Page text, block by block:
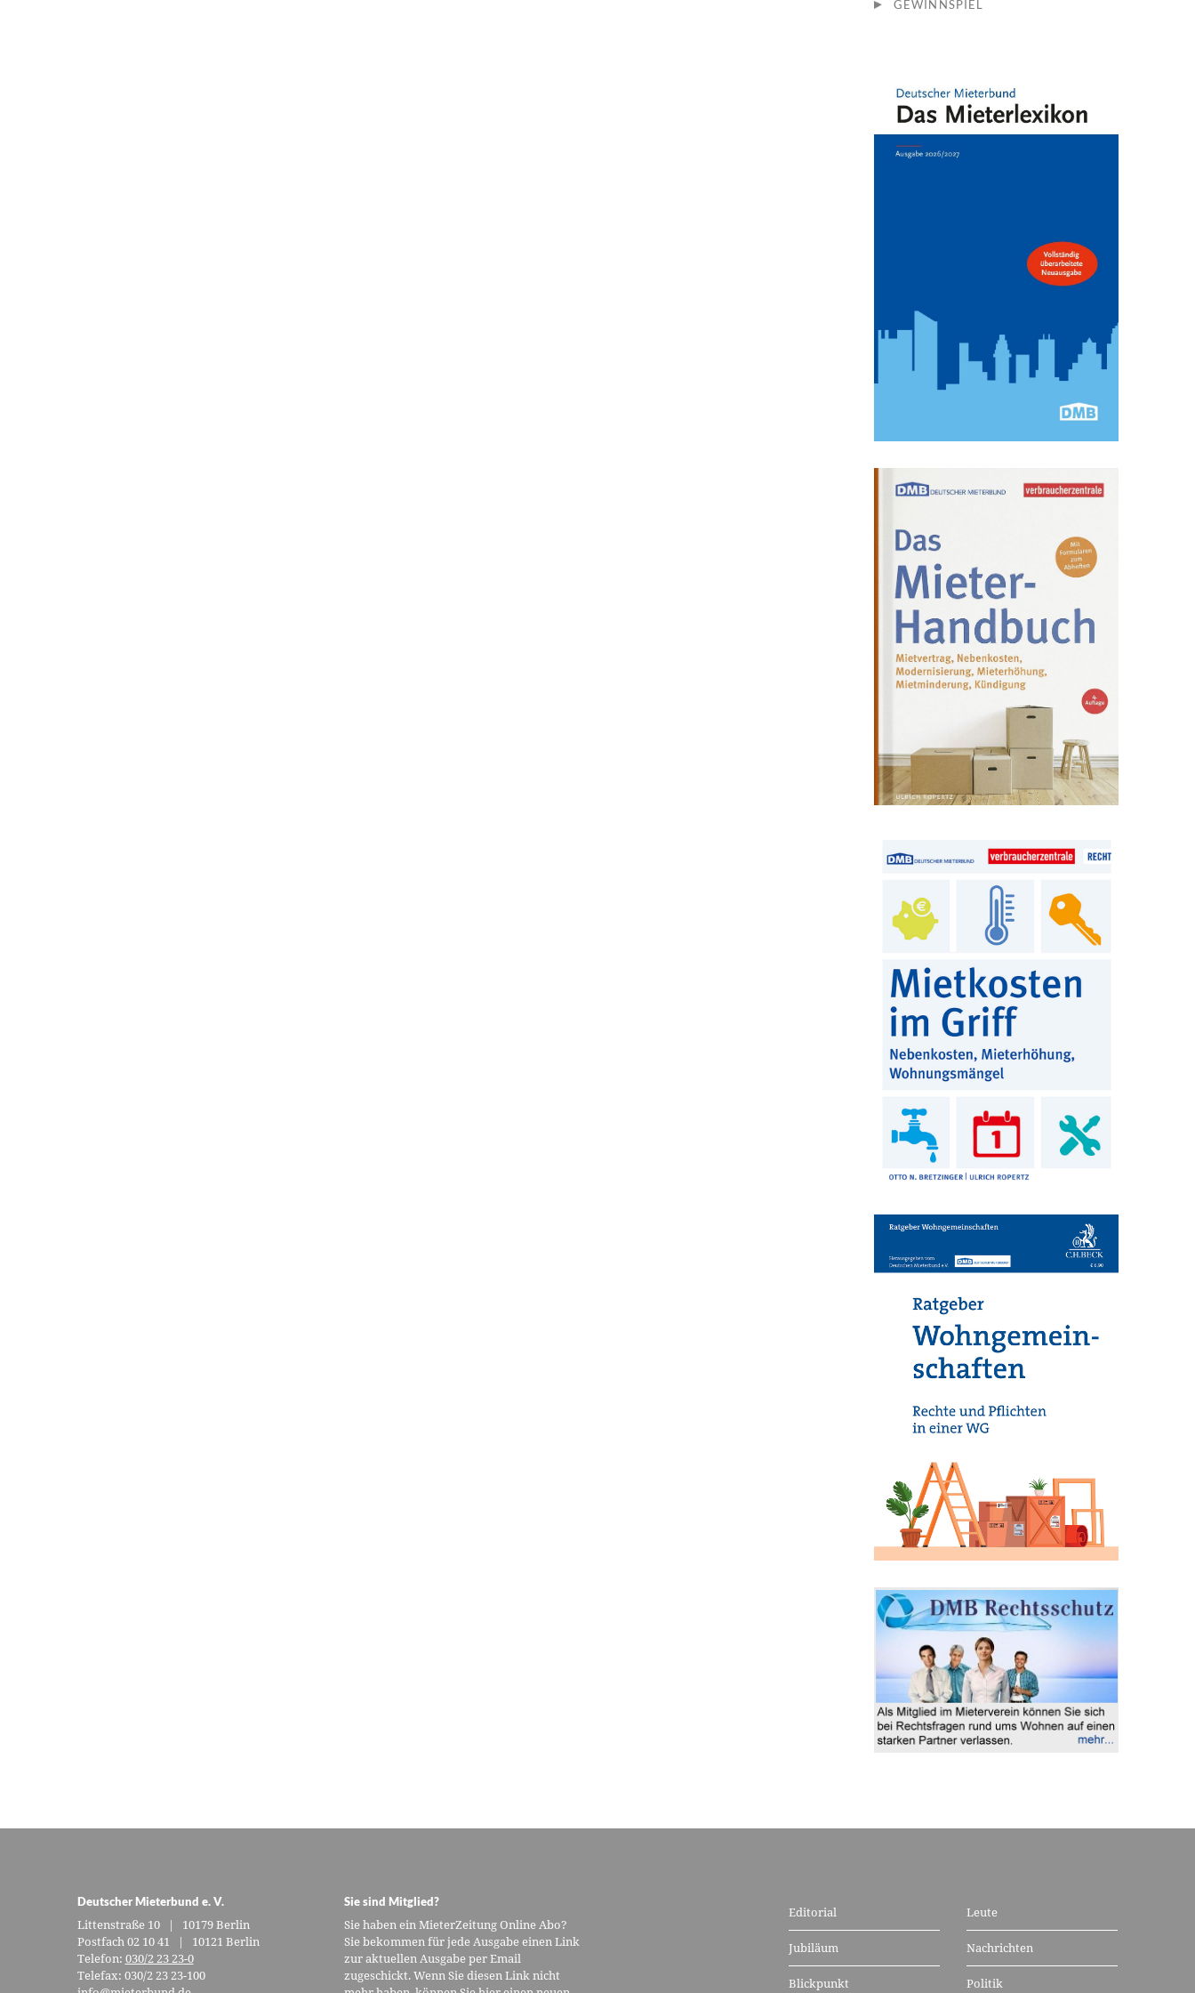
GEWINNSPIEL
Deutscher Mieterbund e. V.
Littenstraße 10 | 10179 Berlin
Postfach 02 10 41 | 10121 Berlin
Telefon: 030/2 23 23-0
Telefax: 030/2 23 23-100
Sie sind Mitglied?
Sie haben ein MieterZeitung Online Abo?
Sie bekommen für jede Ausgabe einen Link
zur aktuellen Ausgabe per Email
zugeschickt. Wenn Sie diesen Link nicht
Editorial
Jubiläum
Blickpunkt
Leute
Nachrichten
Politik